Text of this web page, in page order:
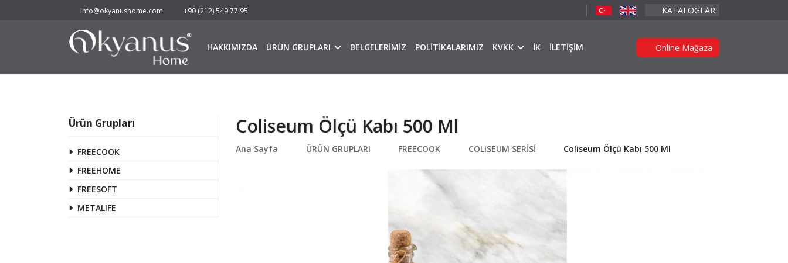
info@okyanushome.com +90 (212) 549 77 95 KATALOGLAR
HAKKIMIZDA ÜRÜN GRUPLARI BELGELERİMİZ POLİTİKALARIMIZ KVKK İK İLETİŞİM Online Mağaza
Ürün Grupları
FREECOOK
FREEHOME
FREESOFT
METALIFE
Coliseum Ölçü Kabı 500 Ml
Ana Sayfa ÜRÜN GRUPLARI FREECOOK COLISEUM SERİSİ Coliseum Ölçü Kabı 500 Ml